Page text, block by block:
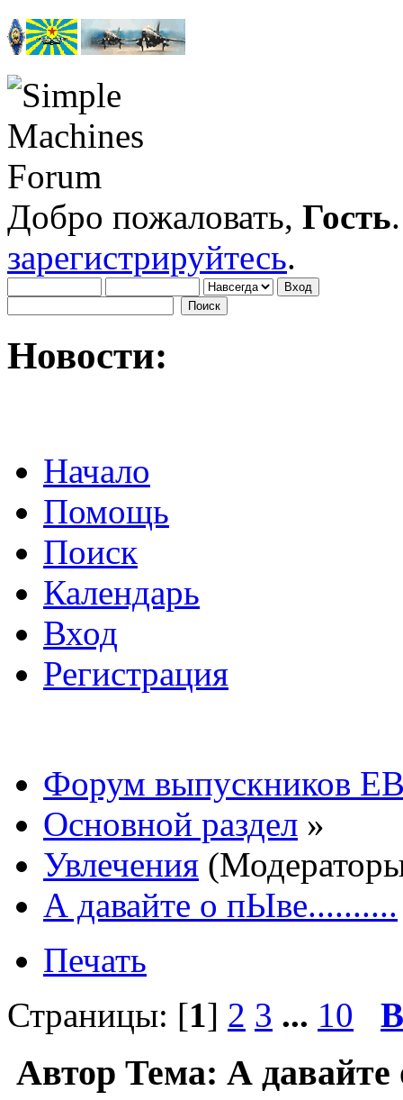
Добро пожаловать, Гость
зарегистрируйтесь.
Новости:
Начало
Помощь
Поиск
Календарь
Вход
Регистрация
Форум выпускников
Основной раздел »
Увлечения
А давайте о пЫве..........
Печать
Страницы: [1] 2 3 ... 10
Автор Тема: А